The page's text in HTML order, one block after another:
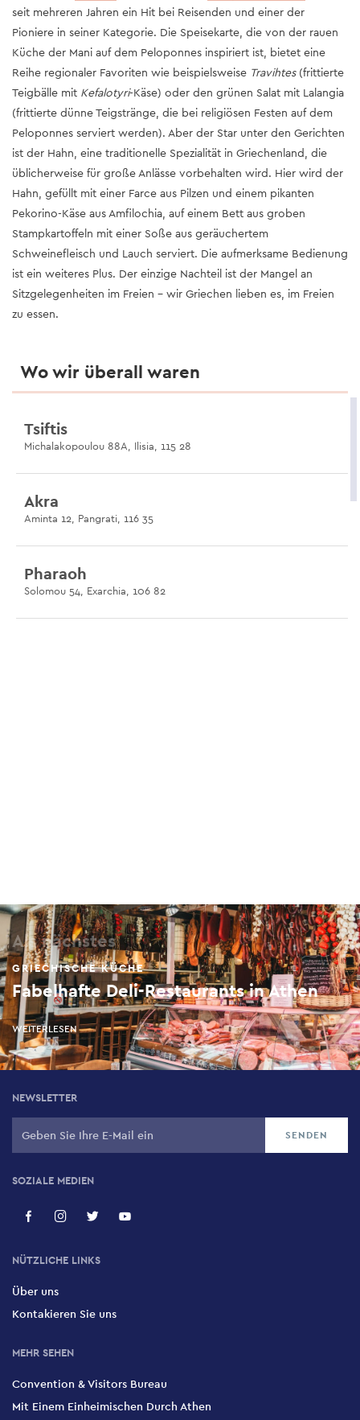
seit mehreren Jahren ein Hit bei Reisenden und einer der
Pioniere in seiner Kategorie. Die Speisekarte, die von der rauen
Küche der Mani auf dem Peloponnes inspiriert ist, bietet eine
Reihe regionaler Favoriten wie beispielsweise Travihtes(frittierte
Teigbälle mit Kefalotyri-Käse) oder den grünen Salat mit Lalangia
(frittierte dünne Teigstränge, die bei religiösen Festen auf dem
Peloponnes serviert werden). Aber der Star unter den Gerichten
ist der Hahn, eine traditionelle Spezialität in Griechenland, die
üblicherweise für große Anlässe vorbehalten wird. Hier wird der
Hahn, gefüllt mit einer Farce aus Pilzen und einem pikanten
Pekorino-Käse aus Amfilochia, auf einem Bett aus groben
Stampkartoffeln mit einer Soße aus geräuchertem
Schweinefleisch und Lauch serviert. Die aufmerksame Bedienung
ist ein weiteres Plus. Der einzige Nachteil ist der Mangel an
Sitzgelegenheiten im Freien - wir Griechen lieben es, im Freien
zu essen.
Wo wir überall waren
Tsiftis
Michalakopoulou 88A, Ilisia, 115 28
Akra
Aminta 12, Pangrati, 116 35
Pharaoh
Solomou 54, Exarchia, 106 82
Als nächstes
GRIECHISCHE KÜCHE
Fabelhafte Deli-Restaurants in Athen
WEITERLESEN
NEWSLETTER
SOZIALE MEDIEN
NÜTZLICHE LINKS
Über uns
Kontakieren Sie uns
MEHR SEHEN
Convention & Visitors Bureau
Mit Einem Einheimischen Durch Athen